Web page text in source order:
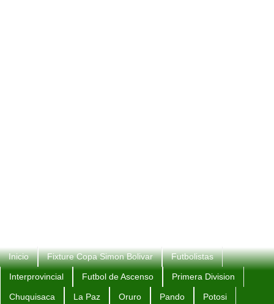
Inicio Fixture Copa Simon Bolivar Futbolistas
Interprovincial Futbol de Ascenso Primera Division
Chuquisaca La Paz Oruro Pando Potosi